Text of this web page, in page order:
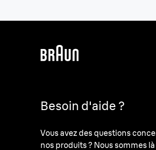
Besoin d'aide ?
Vous avez des questions
nos produits ? Nous sommes